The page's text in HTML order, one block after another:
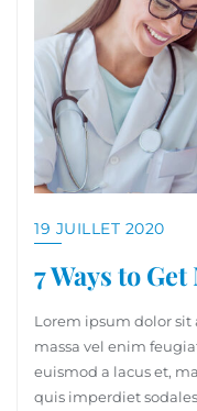
19 JUILLET 2020
7 Ways to
Lorem ipsum dolor
massa vel enim
euismod a lacus et,
quis imperdiet